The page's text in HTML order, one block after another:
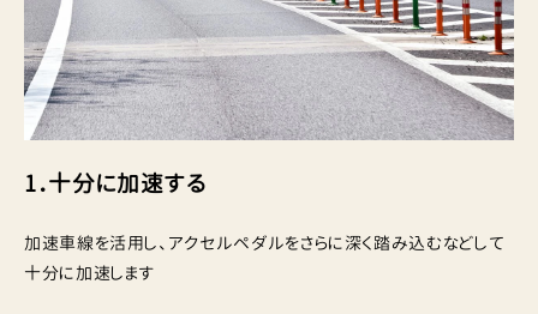
1．十分に加速する
加速車線を活用し、アクセルペダルをさらに深く踏み込むなどして
十分に加速します